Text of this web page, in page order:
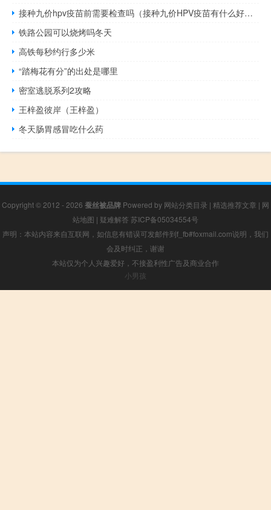
接种九价hpv疫苗前需要检查吗（接种九价HPV疫苗有什么好处）
铁路公园可以烧烤吗冬天
高铁每秒约行多少米
“踏梅花有分”的出处是哪里
密室逃脱系列2攻略
王梓盈彼岸（王梓盈）
冬天肠胃感冒吃什么药
Copyright © 2012 - 2026 蚕丝被品牌 Powered by 网站分类目录 | 精选推荐文章 | 网
站地图 | 疑难解答 苏ICP备05034554号
声明：本站内容来自互联网，如信息有错误可发邮件到f_fb#foxmail.com说明，我们
会及时纠正，谢谢
本站仅为个人兴趣爱好，不接盈利性广告及商业合作
小男孩